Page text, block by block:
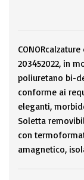
203452022, in
poliuretano bi-
conforme ai
eleganti,
Soletta
con
amagnetico,